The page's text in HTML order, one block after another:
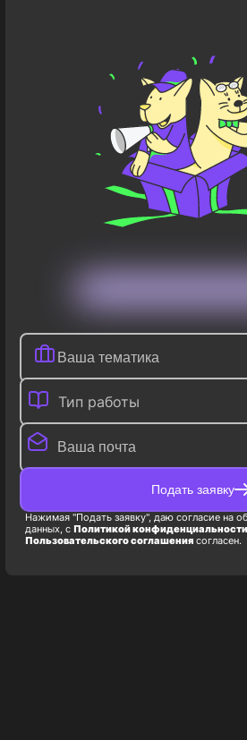
Тип работы
Подать заявку
Нажимая "Подать заявку", даю согласие на
данных, с Политикой конфиденциальности
Пользовательского соглашения согласен.